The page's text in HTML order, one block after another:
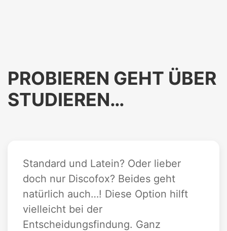
PROBIEREN GEHT ÜBER
STUDIEREN…
Standard und Latein? Oder lieber
doch nur Discofox? Beides geht
natürlich auch…! Diese Option hilft
vielleicht bei der
Entscheidungsfindung. Ganz